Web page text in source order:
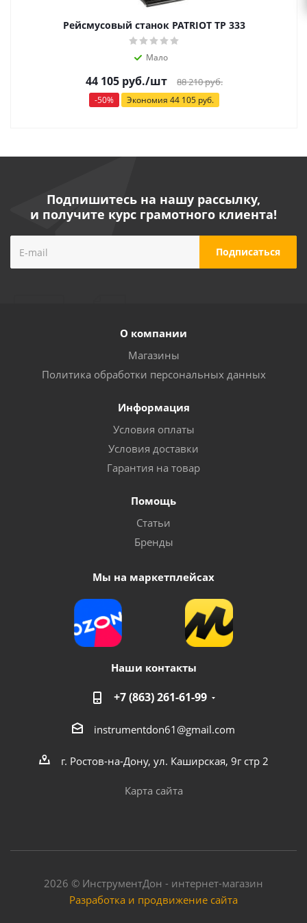
Рейсмусовый станок PATRIOT TP 333
Мало
44 105 руб./шт 88 210руб.
-50% Экономия 44 105 руб.
Подпишитесь на нашу рассылку,
и получите курс грамотного клиента!
О компании
Магазины
Политика обработки персональных данных
Информация
Условия оплаты
Условия доставки
Гарантия на товар
Помощь
Статьи
Бренды
Мы на маркетплейсах
Наши контакты
+7 (863) 261-61-99
instrumentdon61@gmail.com
г. Ростов-на-Дону, ул. Каширская, 9г стр 2
Карта сайта
2026 © ИнструментДон - интернет-магазин
Разработка и продвижение сайта